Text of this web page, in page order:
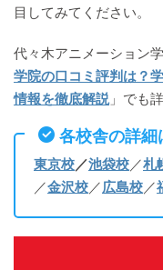
目してみてください。
代々木アニメーション
学院の口コミ評判は？
情報を徹底解説」でも
各校舎の詳細
東京校／池袋校／札
／金沢校／広島校／